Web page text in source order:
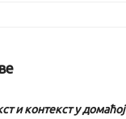
и контекст у домаћој